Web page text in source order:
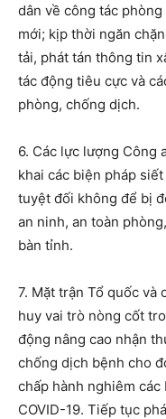
dân về công tác
mới; kịp thời ngăn
tải, phát tán thông tin
tác động tiêu cực và
phòng, chống dịch.
6. Các lực lượng Công
khai các biện pháp
tuyệt đối không để bị
an ninh, an toàn
bàn tỉnh.
7. Mặt trận Tổ quốc và
huy vai trò nòng cốt
động nâng cao nhận
chống dịch bệnh cho
chấp hành nghiêm
COVID-19. Tiếp tục